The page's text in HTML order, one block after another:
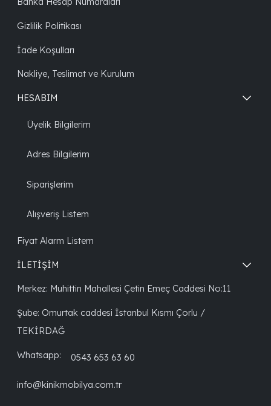
Gizlilik Politikası
İade Koşulları
Nakliye, Teslimat ve Kurulum
HESABIM
Üyelik Bilgilerim
Adres Bilgilerim
Siparişlerim
Alışveriş Listem
Fiyat Alarm Listem
İLETİŞİM
Merkez: Muhittin Mahallesi Çetin Emeç Caddesi No:11
Şube: Omurtak caddesi İstanbul Kısmı Çorlu /
TEKİRDAĞ
Whatsapp: 0543 653 63 60
info@kinikmobilya.com.tr